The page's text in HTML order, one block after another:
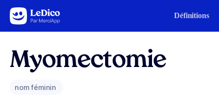
Aller au contenu Définitions
Myomectomie
nom féminin